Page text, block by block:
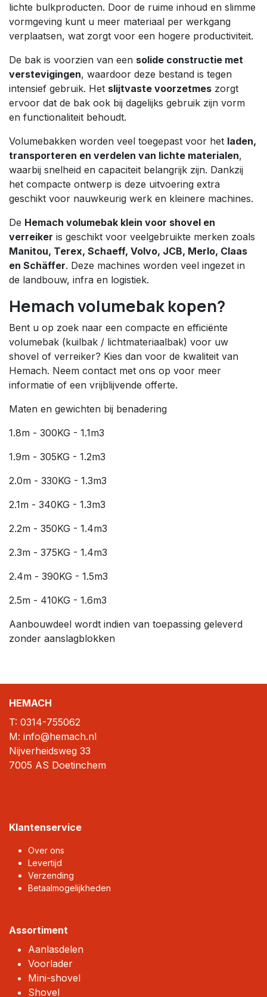
lichte bulkproducten. Door de ruime inhoud en slimme
vormgeving kunt u meer materiaal per werkgang
verplaatsen, wat zorgt voor een hogere productiviteit.
De bak is voorzien van een solide constructie met
verstevigingen, waardoor deze bestand is tegen
intensief gebruik. Het slijtvaste voorzetmes zorgt
ervoor dat de bak ook bij dagelijks gebruik zijn vorm
en functionaliteit behoudt.
Volumebakken worden veel toegepast voor het laden,
transporteren en verdelen van lichte materialen,
waarbij snelheid en capaciteit belangrijk zijn. Dankzij
het compacte ontwerp is deze uitvoering extra
geschikt voor nauwkeurig werk en kleinere machines.
De Hemach volumebak klein voor shovel en
verreiker is geschikt voor veelgebruikte merken zoals
Manitou, Terex, Schaeff, Volvo, JCB, Merlo, Claas
en Schäffer. Deze machines worden veel ingezet in
de landbouw, infra en logistiek.
Hemach volumebak kopen?
Bent u op zoek naar een compacte en efficiënte
volumebak (kuilbak / lichtmateriaalbak) voor uw
shovel of verreiker? Kies dan voor de kwaliteit van
Hemach. Neem contact met ons op voor meer
informatie of een vrijblijvende offerte.
Maten en gewichten bij benadering
1.8m - 300KG - 1.1m3
1.9m - 305KG - 1.2m3
2.0m - 330KG - 1.3m3
2.1m - 340KG - 1.3m3
2.2m - 350KG - 1.4m3
2.3m - 375KG - 1.4m3
2.4m - 390KG - 1.5m3
2.5m - 410KG - 1.6m3
Aanbouwdeel wordt indien van toepassing geleverd
zonder aanslagblokken
HEMACH
T: 0314-755062
M: info@hemach.nl
Nijverheidsweg 33
7005 AS Doetinchem
Klantenservice
Over ons
Levertijd
Verzending
Betaalmogelijkheden
Assortiment
Aanlasdelen
Voorlader
Mini-shovel
Shovel